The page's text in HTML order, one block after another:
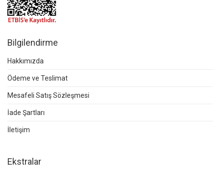
Bilgilendirme
Hakkımızda
Ödeme ve Teslimat
Mesafeli Satış Sözleşmesi
İade Şartları
İletişim
Ekstralar